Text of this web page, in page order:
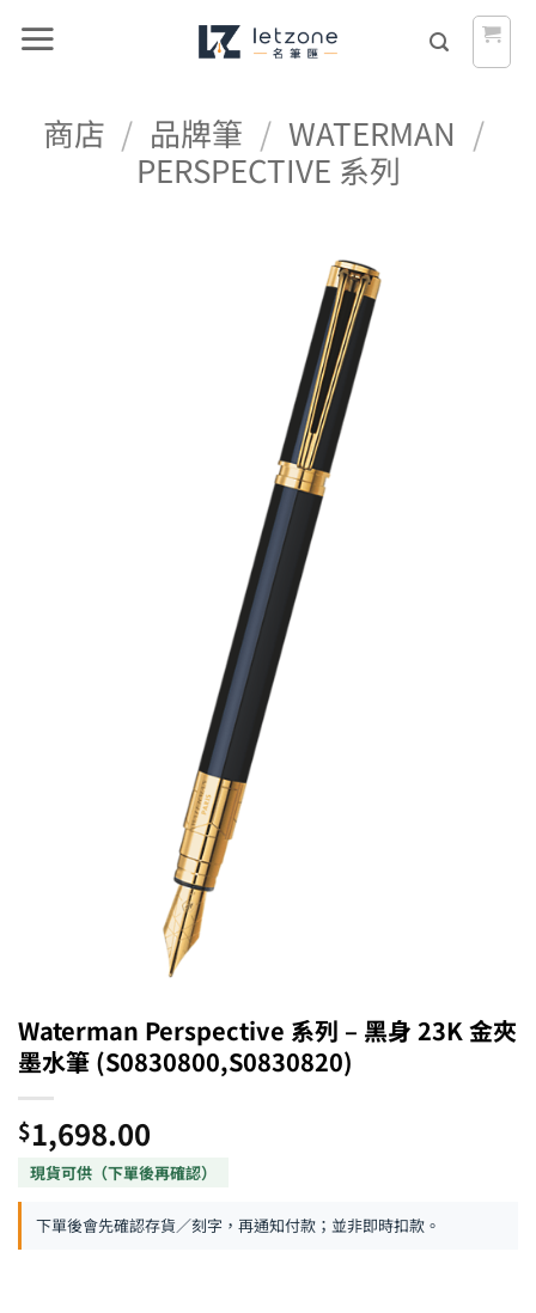
商店 / 品牌筆 / WATERMAN /
PERSPECTIVE 系列
Waterman Perspective 系列 – 黑身 23K 金夾
墨水筆 (S0830800,S0830820)
$1,698.00
下單後會先確認存貨／刻字，再通知付款；並非即時扣款。